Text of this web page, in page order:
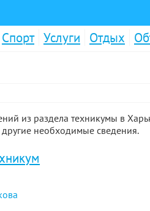
Спорт Услуги Отдых
из раздела техникумы в
необходимые сведения.